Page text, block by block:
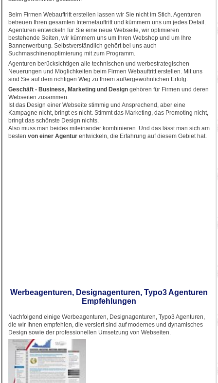
Beim Firmen Webauftritt erstellen lassen wir Sie nicht im Stich. Agenturen
betreuen Ihren gesamten Internetauftritt und kümmern uns um jedes Detail.
Agenturen entwickeln für Sie eine neue Webseite, wir optimieren
bestehende Seiten, wir kümmern uns um Ihren Webshop und um Ihre
Bannerwerbung. Selbstverständlich gehört bei uns auch
Suchmaschinenoptimierung mit zum Programm.
Agenturen berücksichtigen alle technischen und werbestrategischen
Neuerungen und Möglichkeiten beim Firmen Webauftritt erstellen. Mit uns
sind Sie auf dem richtigen Weg zu Ihrem außergewöhnlichen Erfolg.
Geschäft - Business, Marketing und Design gehören für Firmen und deren
Webseiten zusammen.
Ist das Design einer Webseite stimmig und Ansprechend, aber eine
Kampagne nicht, bringt es nicht. Stimmt das Marketing, das Promoting nicht,
bringt das schönste Design nichts.
Also muss man beides miteinander kombinieren. Und das lässt man sich am
besten von einer Agentur entwickeln, die Erfahrung auf diesem Gebiet hat.
Werbeagenturen, Designagenturen, Typo3 Agenturen
Empfehlungen
Nachfolgend einige Werbeagenturen, Designagenturen, Typo3 Agenturen,
die wir Ihnen empfehlen, die versiert sind auf modernes und dynamisches
Design sowie der professionellen Umsetzung von Webseiten.